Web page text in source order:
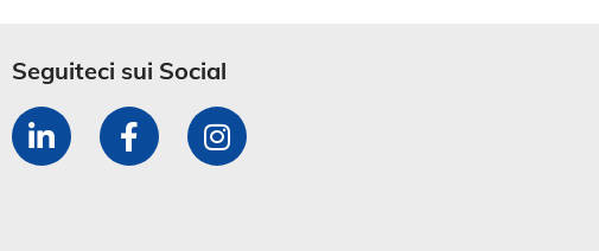
Seguiteci sui Social​